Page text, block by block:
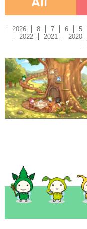
2026 8 7 6 5
2022
2021 2020